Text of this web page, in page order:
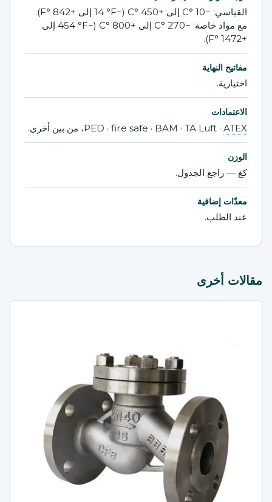
القياسي: −10 °C إلى +450 °C (−14 °F إلى +842 °F).
مع مواد خاصة: −270 °C إلى +800 °C (−454 °F إلى
+1472 °F).
مفاتيح النهاية
اختيارية.
الاعتمادات
PED · fire safe · BAM · TA Luft · ATEX ، من بين أخرى.
الوزن
كغ — راجع الجدول.
معدّات إضافية
عند الطلب.
مقالات أخرى